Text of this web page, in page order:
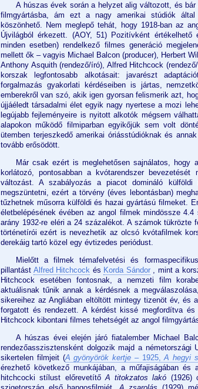
A húszas évek során a helyzet alig változott, és
filmgyártásba, ám ezt a nagy amerikai stúdiók által
köszönhető. Nem meglepő tehát, hogy 1918-ban az
Újvilágból érkezett. (AOY, 51) Pozitívként
minden esetben) rendelkező filmes generáció
mellett ők – vagyis Michael Balcon (producer), Herbert
Anthony Asquith (rendező/író), Alfred Hitchcock
korszak legfontosabb alkotásait: javarészt
forgalmazás gyakorlati kérdéseiben is jártas,
emberekről van szó, akik igen gyorsan felismerik azt,
újjáéledt társadalmi élet egyik nagy nyertese a mozi
legújabb fejleményeire is nyitott alkotók mégsem
alapokon működő filmiparban egyikőjük sem volt
ütemben terjeszkedő amerikai óriásstúdióknak és
tovább erősödött.
Már csak ezért is meglehetősen sajnálatos, hogy
korlátozó, pontosabban a kvótarendszer
változást. A szabályozás a piacot domináló külföldi
megszüntetni, ezért a törvény (éves lebontásban)
tűzhetnek műsorra külföldi és hazai gyártású filmeket.
életbelépésének évében az angol filmek mindössze
arány 1932-re eléri a 24 százalékot. A számok tükrözte
történetírói ezért is nevezhetik az olcsó kvótafilmek
derekáig tartó közel egy évtizedes periódust.
Mielőtt a filmek témafelvetési és
pillantást Alfred Hitchcock és Korda Sándor, mint a
Hitchcock esetében fontosnak, a nemzeti film
aktuálisnak tűnik annak a kérdésnek a
sikereihez az Angliában eltöltött mintegy tizenöt év,
forgatott és rendezett. A kérdést kissé megfordítva
Hitchcock kibontani filmes tehetségét az angol
A húszas évei elején járó fiatalember Michael
rendezőasszisztensként dolgozik majd a
sikertelen filmjeit (A gyönyörök kertje – 1925,A hegyi
érezhető következő munkájában, a műfajiságában
hitchcocki stílust előrevetítőA titokzatos lakó (1926)